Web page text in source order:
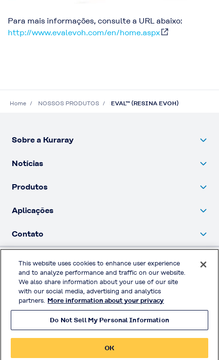
Para mais informações, consulte a URL abaixo:
http://www.evalevoh.com/en/home.aspx
Home NOSSOS PRODUTOS EVAL™ (RESINA EVOH)
Sobre a Kuraray
Notícias
Produtos
Aplicações
Contato
Política de privacidade
Redes sociais
© KURARAY CO., LTD. All RIGHTS RESERVED.
This website uses cookies to enhance user experience
and to analyze performance and traffic on our website.
We also share information about your use of our site
with our social media, advertising and analytics
partners. More information about your privacy
Do Not Sell My Personal Information
OK